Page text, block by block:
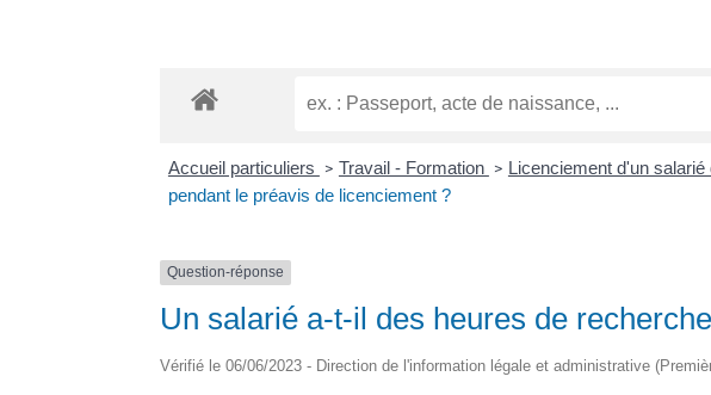
Accueil particuliers > Travail - Formation > Licenciement d'un
pendant le préavis de licenciement ?
Question-réponse
Un salarié a-t-il des heures de
Vérifié le 06/06/2023 - Direction de l'information légale et administrative